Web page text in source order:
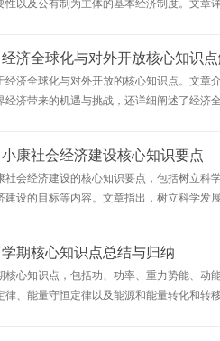
性以及公有制为主体的基本经济制度。文章
要性，同时提出了一系列推动生产力发展的措
济全球化与对外开放核心知识
经济全球化与对外开放的核心知识点。文章
经济带来的机遇与挑战，还详细阐述了经济
康社会经济建设核心知识要点
社会经济建设的核心知识要点，包括树立科
建设的目标等内容。文章指出，树立科学发
续的发展。同时，促进经济持续发展也是关键
期核心知识点总结与归纳
核心知识点，包括功、功率、重力势能、动
律、能量守恒定律以及能源和能量转化和转
助读者更好地理解和掌握高中物理知识。